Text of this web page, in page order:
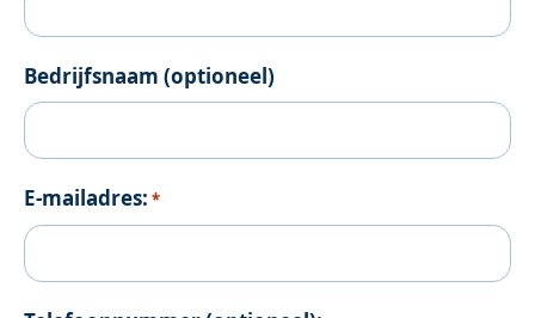
Bedrijfsnaam (optioneel)
E-mailadres: *